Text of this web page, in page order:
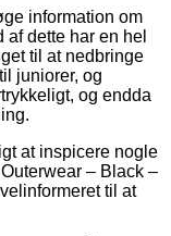
information om
dette har en hel
til at nedbringe
juniorer, og
og endda
at inspicere nogle
– Black –
til at